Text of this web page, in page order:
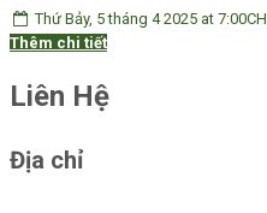
Thứ Bảy, 5 tháng 4 2025 at 7:00CH
Thêm chi tiết
Liên Hệ
Địa chỉ